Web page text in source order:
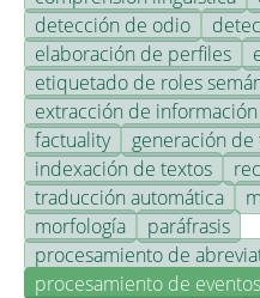
detección de odio
elaboración de perfiles
etiquetado de roles
extracción de información
factuality
generación
indexación de textos
traducción automática
morfología
paráfrasis
procesamiento de
procesamiento de eventos